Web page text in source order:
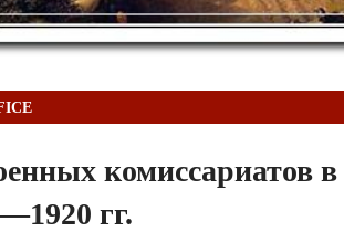
комиссариатов
гг.